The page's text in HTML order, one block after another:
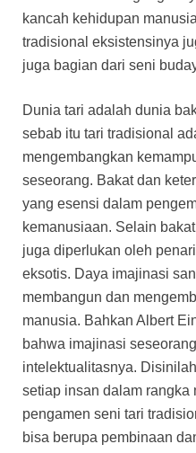
kancah kehidupan
tradisional eksistensinya
juga bagian dari seni
Dunia tari adalah dunia
sebab itu tari tradisional
mengembangkan
seseorang. Bakat dan
yang esensi dalam
kemanusiaan. Selain
juga diperlukan oleh
eksotis. Daya imajinasi
membangun dan
manusia. Bahkan Albert
bahwa imajinasi
intelektualitasnya.
setiap insan dalam rangka
pengamen seni tari
bisa berupa pembinaan